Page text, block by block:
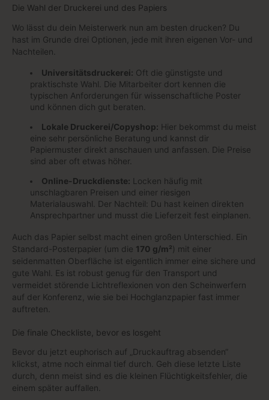
Die Wahl der Druckerei und des Papiers
Wo lässt du dein Meisterwerk nun am besten drucken? Du
hast im Grunde drei Optionen, jede mit ihren eigenen Vor- und
Nachteilen.
Universitätsdruckerei: Oft die günstigste und
praktischste Wahl. Die Mitarbeiter dort kennen die
typischen Anforderungen für wissenschaftliche Poster
und können dich gut beraten.
Lokale Druckerei/Copyshop: Hier bekommst du meist
eine sehr persönliche Beratung und kannst dir
Papiermuster direkt anschauen und anfassen. Die Preise
sind aber oft etwas höher.
Online-Druckdienste: Locken häufig mit
unschlagbaren Preisen und einer riesigen
Materialauswahl. Der Nachteil: Du hast keinen direkten
Ansprechpartner und musst die Lieferzeit fest einplanen.
Auch das Papier selbst macht einen großen Unterschied. Ein
Standard-Posterpapier (um die 170 g/m²) mit einer
seidenmatten Oberfläche ist eigentlich immer eine sichere und
gute Wahl. Es ist robust genug für den Transport und
vermeidet störende Lichtreflexionen von den Scheinwerfern
auf der Konferenz, wie sie bei Hochglanzpapier fast immer
auftreten.
Die finale Checkliste, bevor es losgeht
Bevor du jetzt euphorisch auf „Druckauftrag absenden“
klickst, atme noch einmal tief durch. Geh diese letzte Liste
durch, denn meist sind es die kleinen Flüchtigkeitsfehler, die
einem später auffallen.